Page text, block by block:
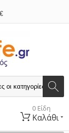
0 Είδη
Καλάθι